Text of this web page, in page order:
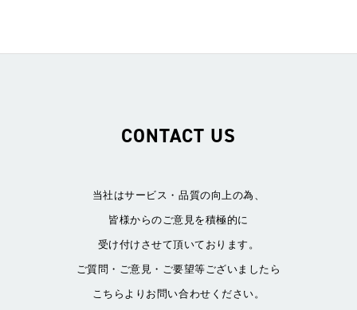
CONTACT US
当社はサービス・品質の向上の為、
皆様からのご意見を積極的に
受け付けさせて頂いております。
ご質問・ご意見・ご要望等ございましたら
こちらよりお問い合わせください。